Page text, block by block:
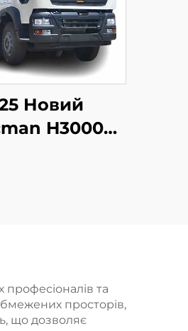
Новий
H3000
та
просторів,
що дозволяє